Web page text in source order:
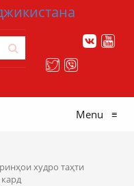
Menu ≡
худро таҳти